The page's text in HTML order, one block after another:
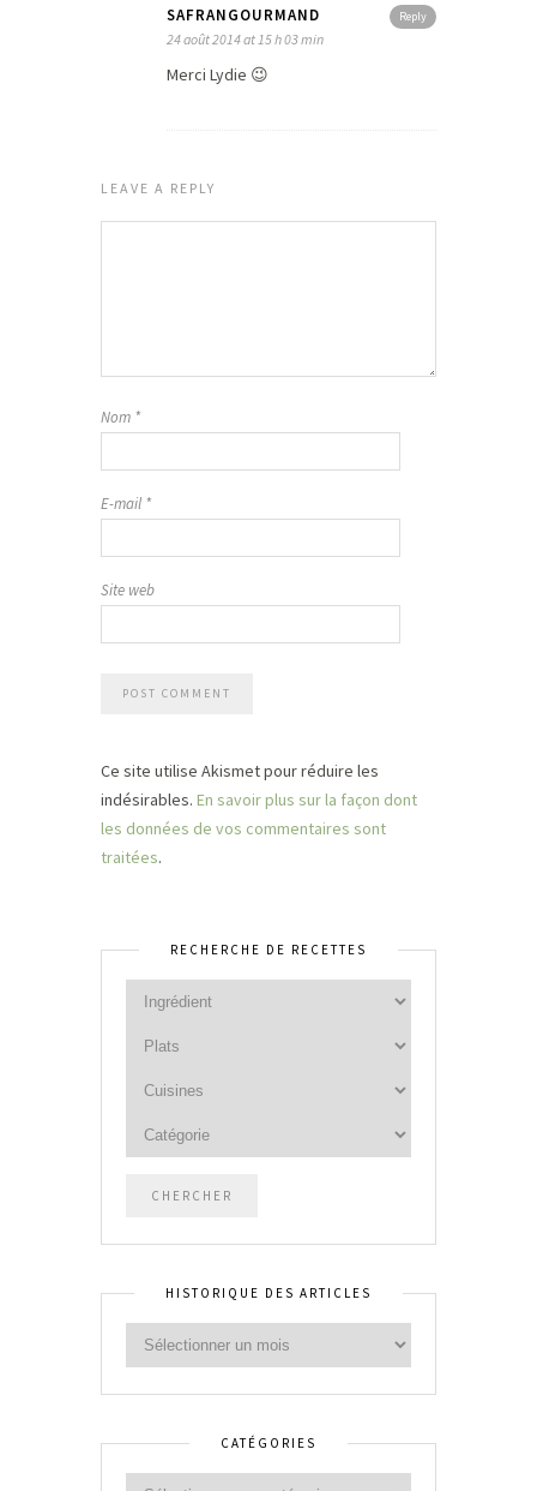
Reply
SAFRANGOURMAND
24 août 2014 at 15 h 03 min
Merci Lydie 😉
LEAVE A REPLY
Nom *
E-mail *
Site web
Ce site utilise Akismet pour réduire les
indésirables. En savoir plus sur la façon dont
les données de vos commentaires sont
traitées.
RECHERCHE DE RECETTES
HISTORIQUE DES ARTICLES
CATÉGORIES